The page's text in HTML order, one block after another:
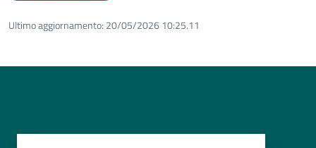
Ultimo aggiornamento: 20/05/2026 10:25.11